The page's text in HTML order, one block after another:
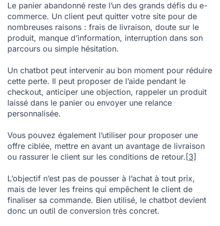
Le panier abandonné reste l’un des grands défis du e-
commerce. Un client peut quitter votre site pour de
nombreuses raisons : frais de livraison, doute sur le
produit, manque d’information, interruption dans son
parcours ou simple hésitation.
Un chatbot peut intervenir au bon moment pour réduire
cette perte. Il peut proposer de l’aide pendant le
checkout, anticiper une objection, rappeler un produit
laissé dans le panier ou envoyer une relance
personnalisée.
Vous pouvez également l’utiliser pour proposer une
offre ciblée, mettre en avant un avantage de livraison
ou rassurer le client sur les conditions de retour. [3]
L’objectif n’est pas de pousser à l’achat à tout prix,
mais de lever les freins qui empêchent le client de
finaliser sa commande. Bien utilisé, le chatbot devient
donc un outil de conversion très concret.